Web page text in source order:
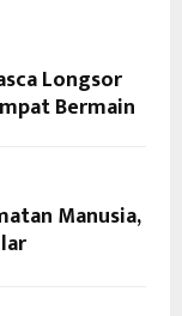
Longsor
Bermain
Manusia,